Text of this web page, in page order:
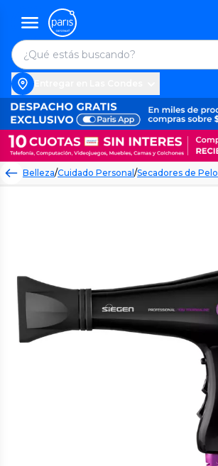
Belleza/Cuidado Personal/Secadores de Pelo